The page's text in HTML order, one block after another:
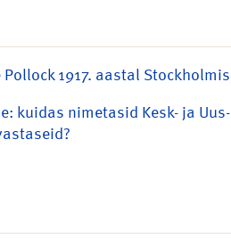
1917. aastal Stockholmis
kuidas nimetasid Kesk- ja Uus-